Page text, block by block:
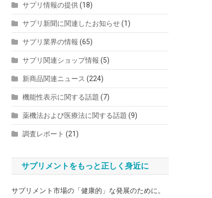
サプリ情報の提供(18)
サプリ新聞に関連したお知らせ(1)
サプリ業界の情報 (65)
サプリ関連ショップ情報 (5)
新商品関連ニュース (224)
機能性表示に関する話題 (7)
薬機法および医療法に関する話題 (9)
調査レポート (21)
サプリメントをもっと正しく身近に
サプリメント市場の「健康的」な発展のために。